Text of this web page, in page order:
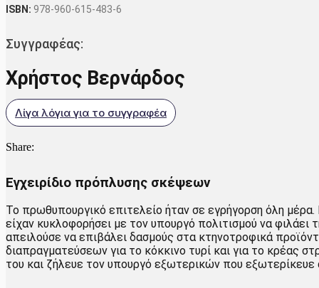
ISBN: 978-960-615-483-6
Συγγραφέας:
Χρήστος Βερνάρδος
Λίγα λόγια για το συγγραφέα
Share:
Εγχειρίδιο πρόπλυσης σκέψεων
Το πρωθυπουργικό επιτελείο ήταν σε εγρήγορση όλη
είχαν κυκλοφορήσει με τον υπουργό πολιτισμού να
απειλούσε να επιβάλει δασμούς στα κτηνοτροφικά
διαπραγματεύσεων για το κόκκινο τυρί και για το κρέας
του και ζήλευε τον υπουργό εξωτερικών που